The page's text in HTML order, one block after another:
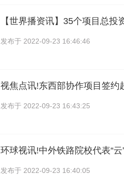
【世界播资讯】35个项目总投
发布于 2022-09-23 16:46:46
视焦点讯!东西部协作项目签约
发布于 2022-09-23 16:43:25
环球视讯!中外铁路院校代表“云
发布于 2022-09-23 16:40:05